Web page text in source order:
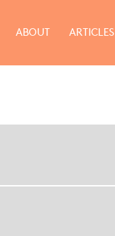
ABOUT ARTICLES